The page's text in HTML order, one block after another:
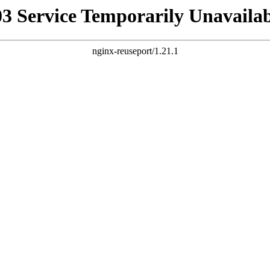
Service Temporarily
nginx-reuseport/1.21.1